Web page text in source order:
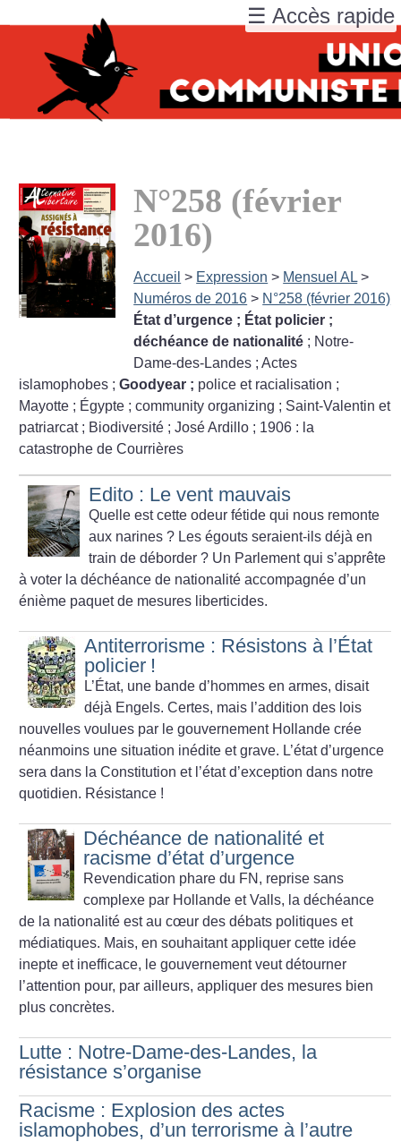
N°258 (février
2016)
Accueil > Expression > Mensuel AL >
Numéros de 2016 > N°258 (février 2016)
État d’urgence ; État policier ;
déchéance de nationalité ; Notre-
Dame-des-Landes ; Actes
islamophobes ;Goodyear ; police et racialisation ;
Mayotte ; Égypte ; community organizing ; Saint-Valentin et
patriarcat ; Biodiversité ; José Ardillo ; 1906 : la
catastrophe de Courrières
Edito : Le vent mauvais
Quelle est cette odeur fétide qui nous remonte
aux narines ? Les égouts seraient-ils déjà en
train de déborder ? Un Parlement qui s’apprête
à voter la déchéance de nationalité accompagnée d’un
énième paquet de mesures liberticides.
Antiterrorisme : Résistons à l’État
policier !
L’État, une bande d’hommes en armes, disait
déjà Engels. Certes, mais l’addition des lois
nouvelles voulues par le gouvernement Hollande crée
néanmoins une situation inédite et grave. L’état d’urgence
sera dans la Constitution et l’état d’exception dans notre
quotidien. Résistance !
Déchéance de nationalité et
racisme d’état d’urgence
Revendication phare du FN, reprise sans
complexe par Hollande et Valls, la déchéance
de la nationalité est au cœur des débats politiques et
médiatiques. Mais, en souhaitant appliquer cette idée
inepte et inefficace, le gouvernement veut détourner
l’attention pour, par ailleurs, appliquer des mesures bien
plus concrètes.
Lutte : Notre-Dame-des-Landes, la
résistance s’organise
Racisme : Explosion des actes
islamophobes, d’un terrorisme à l’autre
☰ Accès rapide